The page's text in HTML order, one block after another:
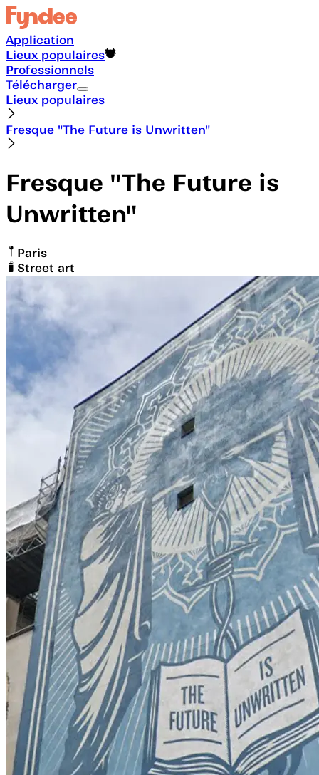
Application
Lieux populaires
Professionnels
Télécharger
Lieux populaires
Fresque "The Future is Unwritten"
Fresque "The Future is
Unwritten"
Paris
Street art